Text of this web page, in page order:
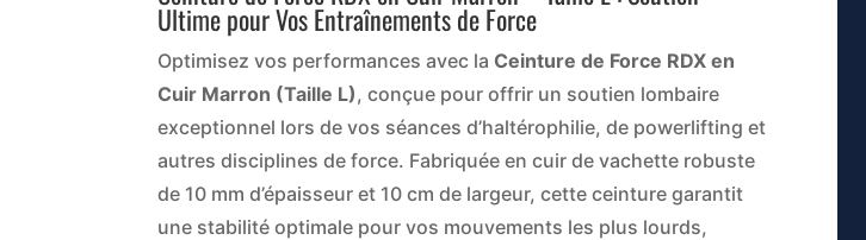
Ultime pour Vos Entraînements de Force
Optimisez vos performances avec la Ceinture de Force RDX en
Cuir Marron (Taille L), conçue pour offrir un soutien lombaire
exceptionnel lors de vos séances d’haltérophilie, de powerlifting et
autres disciplines de force. Fabriquée en cuir de vachette robuste
de 10 mm d’épaisseur et 10 cm de largeur, cette ceinture garantit
une stabilité optimale pour vos mouvements les plus lourds,